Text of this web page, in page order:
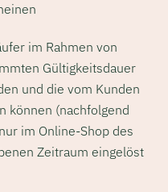
im Rahmen von
Gültigkeitsdauer
und die vom Kunden
können (nachfolgend
im Online-Shop des
Zeitraum eingelöst